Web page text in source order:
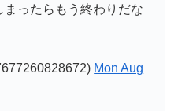
ったらもう終わりだな
Mon Aug